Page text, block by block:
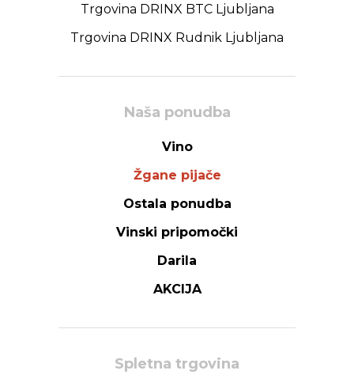
Trgovina DRINX BTC Ljubljana
Trgovina DRINX Rudnik Ljubljana
Naša ponudba
Vino
Žgane pijače
Ostala ponudba
Vinski pripomočki
Darila
AKCIJA
Spletna trgovina